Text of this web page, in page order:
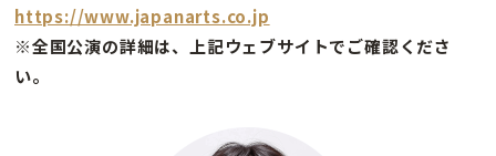
https://www.japanarts.co.jp
※全国公演の詳細は、上記ウェブサイトでご確認くださ
い。